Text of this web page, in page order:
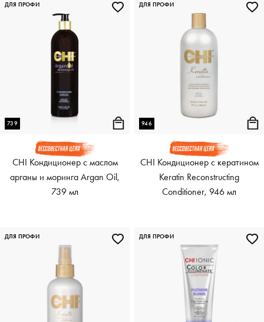
739
CHI Кондиционер с маслом
арганы и моринга Argan Oil,
739 мл
ДЛЯ ПРОФИ
946
CHI Кондиционер с кератином
Keratin Reconstructing
Conditioner, 946 мл
ДЛЯ ПРОФИ
ДЛЯ ПРОФИ ДЛЯ ПРОФИ